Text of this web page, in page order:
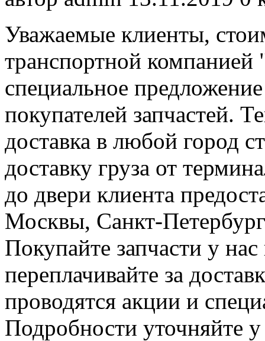
Уважаемые клиенты,
транспортной
специальное
покупателей запчастей.
доставка в любой город
доставку груза от
до двери клиента
Москвы, Санкт-
Покупайте запчасти у
переплачивайте за
проводятся акции и
Подробности уточняйте